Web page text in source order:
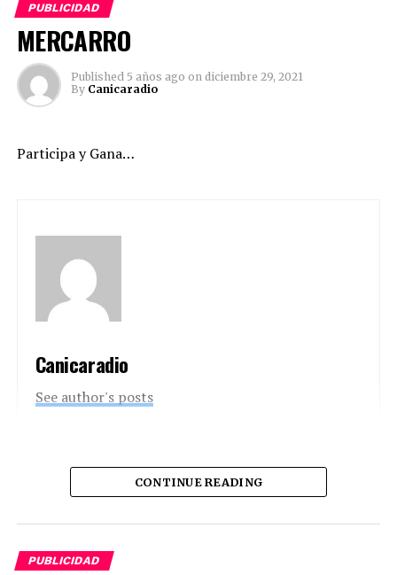
PUBLICIDAD
MERCARRO
Published 5 años ago on diciembre 29, 2021
By Canicaradio
Participa y Gana…
Canicaradio
See author's posts
Facebook
Mastodon
CONTINUE READING
PUBLICIDAD